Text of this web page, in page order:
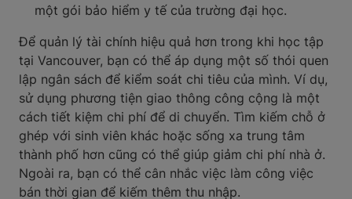
một gói bảo hiểm y tế của trường đại học.
Để quản lý tài chính hiệu quả hơn trong khi học tập
tại Vancouver, bạn có thể áp dụng một số thói quen
lập ngân sách để kiểm soát chi tiêu của mình. Ví dụ,
sử dụng phương tiện giao thông công cộng là một
cách tiết kiệm chi phí để di chuyển. Tìm kiếm chỗ ở
ghép với sinh viên khác hoặc sống xa trung tâm
thành phố hơn cũng có thể giúp giảm chi phí nhà ở.
Ngoài ra, bạn có thể cân nhắc việc làm công việc
bán thời gian để kiếm thêm thu nhập.